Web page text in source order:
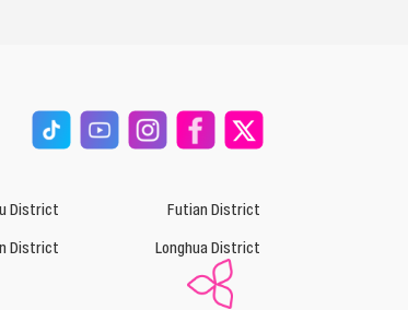
Futian District
District
Longhua District
District